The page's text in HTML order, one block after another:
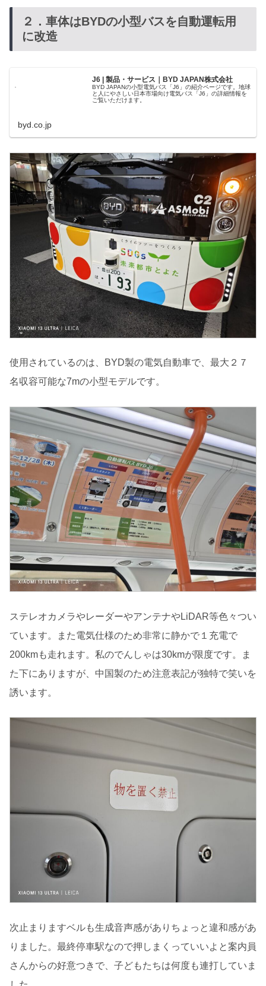
２．車体はBYDの小型バスを自動運転用
に改造
J6 | 製品・サービス｜BYD JAPAN株式会社
BYD JAPANの小型電気バス「J6」の紹介ページです。地球
と人にやさしい日本市場向け電気バス「J6」の詳細情報を
ご覧いただけます。
byd.co.jp
使用されているのは、BYD製の電気自動車で、最大２７
名収容可能な7mの小型モデルです。
ステレオカメラやレーダーやアンテナやLiDAR等色々つい
ています。また電気仕様のため非常に静かで１充電で
200kmも走れます。私のでんしゃは30kmが限度です。ま
た下にありますが、中国製のため注意表記が独特で笑いを
誘います。
次止まりますベルも生成音声感がありちょっと違和感があ
りました。最終停車駅なので押しまくっていいよと案内員
さんからの好意つきで、子どもたちは何度も連打していま